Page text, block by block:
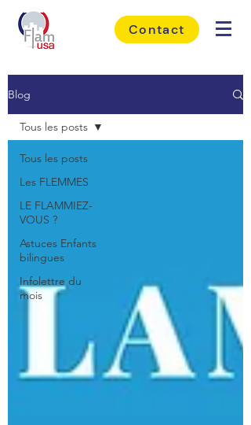
Contact
Blog
Tous les posts
Les FLEMMES
LE FLAMMIEZ-
VOUS ?
Astuces Enfants
bilingues
Infolettre du
mois
Tous les posts